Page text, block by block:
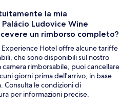
la mia
Ludovice Wine
un rimborso completo?
Experience Hotel offre alcune tariffe
che sono disponibili sul nostro
rimborsabile, puoi cancellare
giorni prima dell'arrivo, in base
Consulta le condizioni di
per informazioni precise.